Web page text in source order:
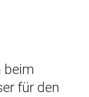
beim
für den